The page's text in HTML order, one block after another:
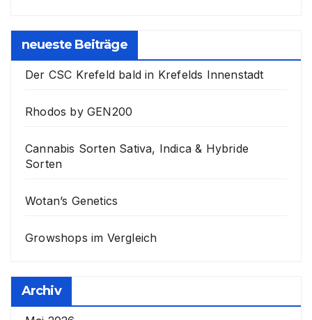
neueste Beiträge
Der CSC Krefeld bald in Krefelds Innenstadt
Rhodos by GEN200
Cannabis Sorten Sativa, Indica & Hybride
Sorten
Wotan’s Genetics
Growshops im Vergleich
Archiv